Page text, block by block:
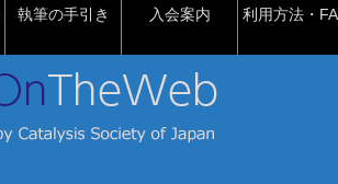
執筆の手引き 入会案内 利用方法・